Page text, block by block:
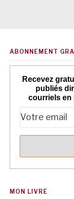
ABONNEMENT
Recevez
publiés
courriels en
MON LIVRE